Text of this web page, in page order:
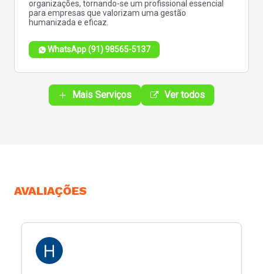
organizações, tornando-se um profissional essencial
para empresas que valorizam uma gestão
humanizada e eficaz.
WhatsApp (91) 98565-5137
Mais Serviços Ver todos
AVALIAÇÕES